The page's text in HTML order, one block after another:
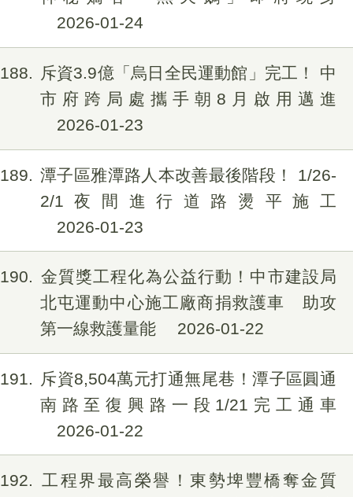
2026-01-24
188
斥資3.9億「烏日全民運動館」完工！ 中
市府跨局處攜手朝8月啟用邁進
2026-01-23
189
潭子區雅潭路人本改善最後階段！ 1/26-
2/1夜間進行道路燙平施工
2026-01-23
190
金質獎工程化為公益行動！中市建設局
北屯運動中心施工廠商捐救護車 助攻
第一線救護量能
2026-01-22
191
斥資8,504萬元打通無尾巷！潭子區圓通
南路至復興路一段1/21完工通車
2026-01-22
192
工程界最高榮譽！東勢埤豐橋奪金質